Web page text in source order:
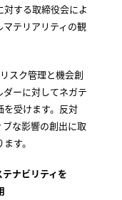
する取締役会によ
テリアリティの観
スク管理と機会創
ーに対してネガテ
受けます。反対
な影響の創出に取
す。
ナビリティを